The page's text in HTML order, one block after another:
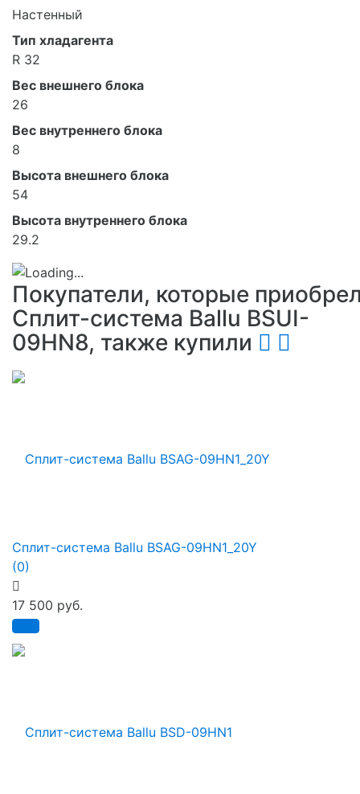
Настенный
Тип хладагента
R 32
Вес внешнего блока
26
Вес внутреннего блока
8
Высота внешнего блока
54
Высота внутреннего блока
29.2
Покупатели, которые
Сплит-система Ballu BSUI-
09HN8, также купили
Сплит-система Ballu BSAG-09HN1_20Y
(0)
17 500 руб.